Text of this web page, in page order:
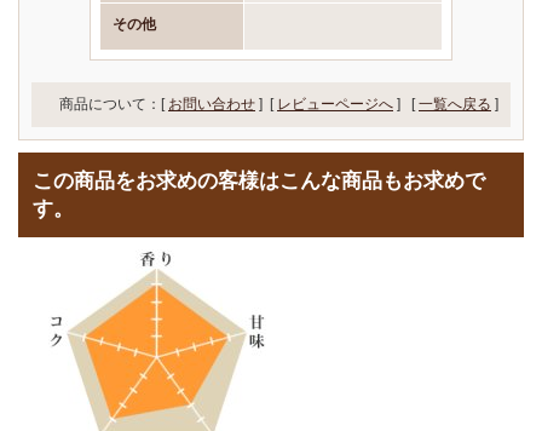
その他
商品について：[ お問い合わせ ] [ レビューページへ ] [一覧へ戻る ]
この商品をお求めの客様はこんな商品もお求めで
す。